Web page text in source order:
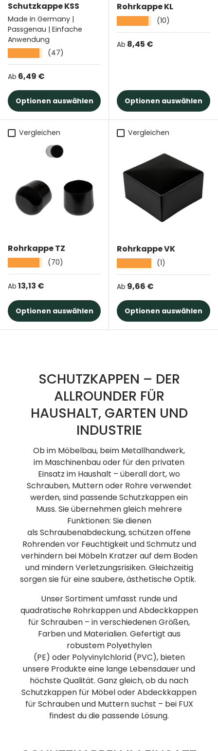
Schutzkappe KSS
Made in Germany |
Passgenau | Einfache
Anwendung
(47)
Normaler Preis
Ab 6,49 €
Optionen auswählen
Rohrkappe KL
(10)
Normaler Preis
Ab 8,45 €
Optionen auswählen
Vergleichen
Rohrkappe TZ
(70)
Normaler Preis
Ab 13,13 €
Optionen auswählen
Vergleichen
Rohrkappe VK
(1)
Normaler Preis
Ab 9,66 €
Optionen auswählen
SCHUTZKAPPEN – DER
ALLROUNDER FÜR
HAUSHALT, GARTEN UND
INDUSTRIE
Ob im Möbelbau, beim Metallhandwerk,
im Maschinenbau oder für den privaten
Einsatz im Haushalt – überall dort, wo
Schrauben, Muttern oder Rohre verwendet
werden, sind passende Schutzkappen ein
Muss. Sie übernehmen gleich mehrere
Funktionen: Sie dienen
als Schraubenabdeckung, schützen offene
Rohrenden vor Feuchtigkeit und Schmutz und
verhindern bei Möbeln Kratzer auf dem Boden
und mindern Verletzungsrisiken. Gleichzeitig
sorgen sie für eine saubere, ästhetische Optik.
Unser Sortiment umfasst runde und
quadratische Rohrkappen und Abdeckkappen
für Schrauben – in verschiedenen Größen,
Farben und Materialien. Gefertigt aus
robustem Polyethylen
(PE) oder Polyvinylchlorid (PVC), bieten
unsere Produkte eine lange Lebensdauer und
höchste Qualität. Ganz gleich, ob du nach
Schutzkappen für Möbel oder Abdeckkappen
für Schrauben und Muttern suchst – bei FUX
findest du die passende Lösung.